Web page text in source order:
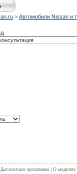
> Автомобили Nissan и
Дисконтная программа О моделях